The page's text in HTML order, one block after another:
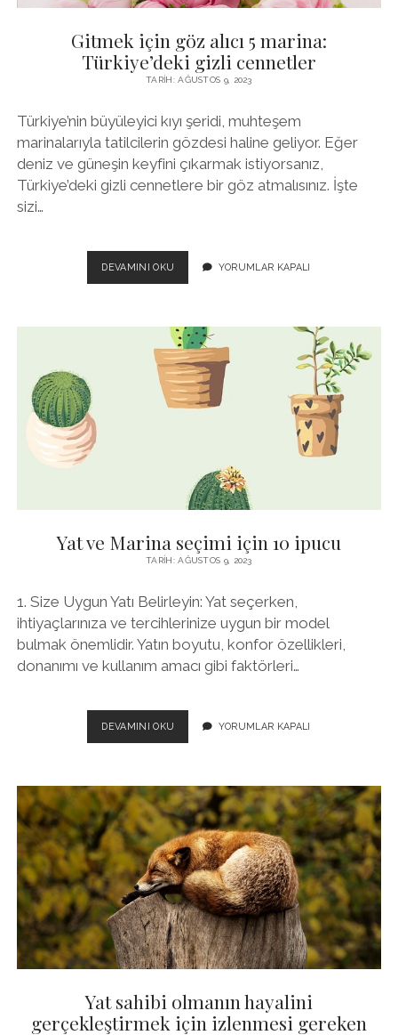
Gitmek için göz alıcı 5 marina:
Türkiye’deki gizli cennetler
TARIH: AĞUSTOS 9, 2023
Türkiye’nin büyüleyici kıyı şeridi, muhteşem
marinalarıyla tatilcilerin gözdesi haline geliyor. Eğer
deniz ve güneşin keyfini çıkarmak istiyorsanız,
Türkiye’deki gizli cennetlere bir göz atmalısınız. İşte
sizi…
DEVAMINI OKU GITMEK
IÇIN
5
MARINA:
TÜRKIYE’DEKI
GIZLI
CENNETLER
YORUMLAR KAPALI
Yat ve Marina seçimi için 10 ipucu
TARIH: AĞUSTOS 9, 2023
1. Size Uygun Yatı Belirleyin: Yat seçerken,
ihtiyaçlarınıza ve tercihlerinize uygun bir model
bulmak önemlidir. Yatın boyutu, konfor özellikleri,
donanımı ve kullanım amacı gibi faktörleri…
DEVAMINI OKU
VE
IÇIN
10
IPUCU
YORUMLAR KAPALI
Yat sahibi olmanın hayalini
gerçekleştirmek için izlenmesi gereken